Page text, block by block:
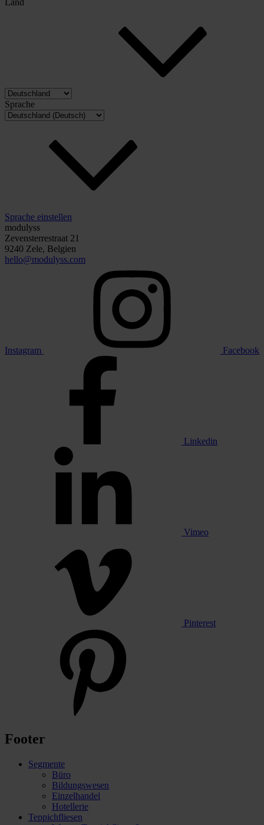
Sprache
Sprache einstellen
modulyss
Zevensterrestraat 21
9240 Zele, Belgien
hello@modulyss.com
Instagram Facebook
Linkedin
Vimeo
Pinterest
Footer
Segmente
Büro
Bildungswesen
Einzelhandel
Hotellerie
Teppichfliesen